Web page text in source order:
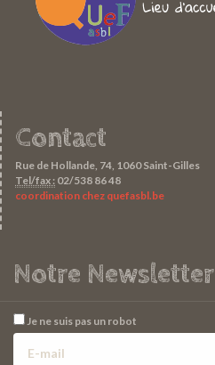
Contact
Rue de Hollande, 74, 1060 Saint-Gilles
Tel/fax : 02/538 86 48
coordination chez quefasbl.be
Notre Newsletter
Je ne suis pas un robot